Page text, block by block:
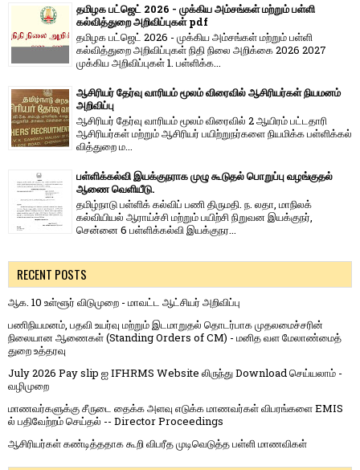
தமிழக பட்ஜெட் 2026 - முக்கிய அம்சங்கள் மற்றும் பள்ளி
கல்வித்துறை அறிவிப்புகள் pdf
தமிழக பட்ஜெட் 2026 - முக்கிய அம்சங்கள் மற்றும் பள்ளி
கல்வித்துறை அறிவிப்புகள் நிதி நிலை அறிக்கை 2026 2027
முக்கிய அறிவிப்புகள் 1. பள்ளிக்க...
ஆசிரியர் தேர்வு வாரியம் மூலம் விரைவில் ஆசிரியர்கள் நியமனம்
அறிவிப்பு
ஆசிரியர் தேர்வு வாரி​யம் மூலம் விரை​வில் 2 ஆயிரம் பட்​ட​தாரி
ஆசிரியர்​கள் மற்​றும் ஆசிரியர் பயிற்றுநர்​களை நியமிக்க பள்​ளிக்​கல்​
வித்​துறை ம...
பள்ளிக்கல்வி இயக்குநராக முழு கூடுதல் பொறுப்பு வழங்குதல்
ஆணை வெளியீடு.
தமிழ்நாடு பள்ளிக் கல்விப் பணி திருமதி. ந. லதா, மாநிலக்
கல்வியியல் ஆராய்ச்சி மற்றும் பயிற்சி நிறுவன இயக்குநர்,
சென்னை 6 பள்ளிக்கல்வி இயக்குநர...
RECENT POSTS
ஆக. 10 உள்ளூர் விடுமுறை - மாவட்ட ஆட்சியர் அறிவிப்பு
பணிநியமனம், பதவி உயர்வு மற்றும் இடமாறுதல் தொடர்பாக முதலமைச்சரின்
நிலையான ஆணைகள் (Standing Orders of CM) - மனித வள மேலாண்மைத்
துறை உத்தரவு
July 2026 Pay slip ஐ IFHRMS Website லிருந்து Download செய்யலாம் -
வழிமுறை
மாணவர்களுக்கு சீருடை தைக்க அளவு எடுக்க மாணவர்கள் விபரங்களை EMIS
ல் பதிவேற்றம் செய்தல் -- Director Proceedings
ஆசிரியர்கள் கண்டித்ததாக கூறி விபரீத முடிவெடுத்த பள்ளி மாணவிகள்